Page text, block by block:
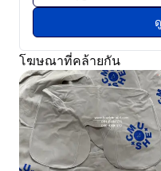
โฆษณาที่คล้ายกัน